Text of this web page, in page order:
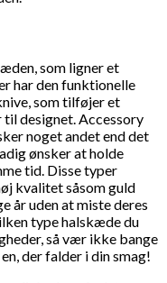
som ligner et
har den funktionelle
som tilføjer et
designet. Accessory
noget andet end det
ønsker at holde
tid. Disse typer
kvalitet såsom guld
år uden at miste deres
type halskæde du
så vær ikke bange
der falder i din smag!